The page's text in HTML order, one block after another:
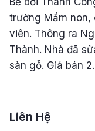
trường Mầm non,
viên. Thông ra
Thành. Nhà đã
sàn gỗ. Giá bán
Liên Hệ